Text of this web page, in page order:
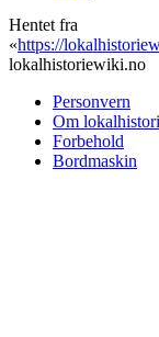
Hentet fra
«https://
lokalhistoriewiki.no
Personvern
Om
Forbehold
Bordmaskin